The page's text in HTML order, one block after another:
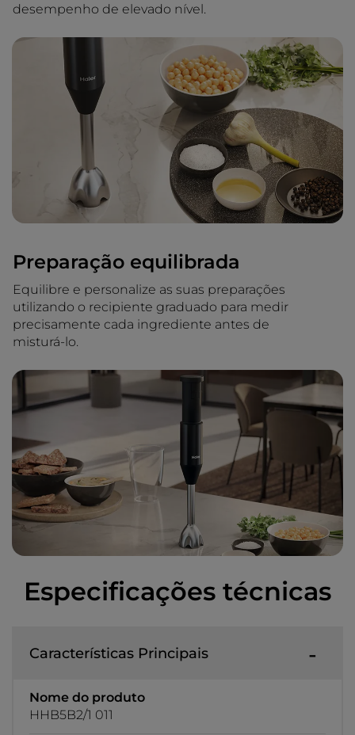
desempenho de elevado nível.
Preparação equilibrada
Equilibre e personalize as suas preparações
utilizando o recipiente graduado para medir
precisamente cada ingrediente antes de
misturá-lo.
Especificações técnicas
Características Principais
Nome do produto
HHB5B2/1 011